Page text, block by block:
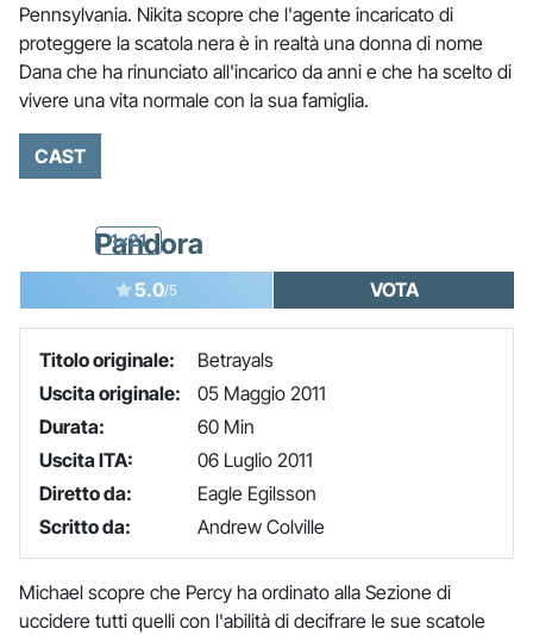
Pennsylvania. Nikita scopre che l'agente incaricato di
proteggere la scatola nera è in realtà una donna di nome
Dana che ha rinunciato all'incarico da anni e che ha scelto di
vivere una vita normale con la sua famiglia.
CAST
1x21
Pandora
5.0/5 VOTA
Titolo originale:
Betrayals
Uscita originale:
05 Maggio 2011
Durata:
60 Min
Uscita ITA:
06 Luglio 2011
Diretto da:
Eagle Egilsson
Scritto da:
Andrew Colville
Michael scopre che Percy ha ordinato alla Sezione di
uccidere tutti quelli con l'abilità di decifrare le sue scatole